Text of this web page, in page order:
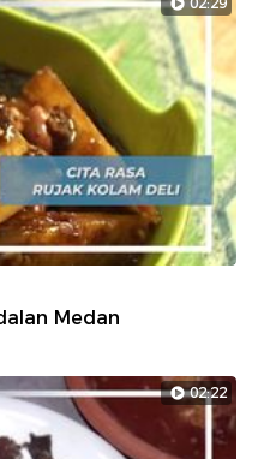
Medan
02:22